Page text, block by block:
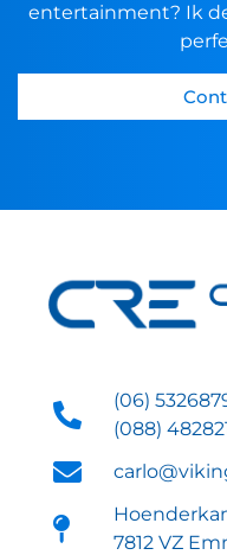
entertainment? Ik
(06)
(088)
7812 VZ